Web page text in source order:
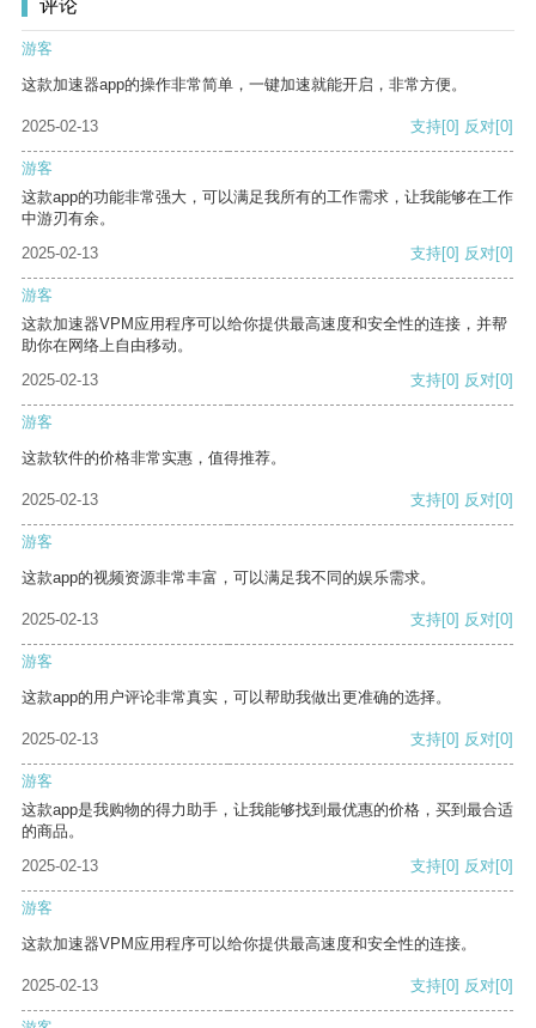
评论
游客
这款加速器app的操作非常简单，一键加速就能开启，非常方便。
2025-02-13 支持[0] 反对[0]
游客
这款app的功能非常强大，可以满足我所有的工作需求，让我能够在工作
中游刃有余。
2025-02-13
支持[0] 反对[0]
游客
这款加速器VPM应用程序可以给你提供最高速度和安全性的连接，并帮
助你在网络上自由移动。
2025-02-13
支持[0] 反对[0]
游客
这款软件的价格非常实惠，值得推荐。
2025-02-13 支持[0] 反对[0]
游客
这款app的视频资源非常丰富，可以满足我不同的娱乐需求。
2025-02-13 支持[0] 反对[0]
游客
这款app的用户评论非常真实，可以帮助我做出更准确的选择。
2025-02-13 支持[0] 反对[0]
游客
这款app是我购物的得力助手，让我能够找到最优惠的价格，买到最合适
的商品。
2025-02-13
支持[0] 反对[0]
游客
这款加速器VPM应用程序可以给你提供最高速度和安全性的连接。
2025-02-13 支持[0] 反对[0]